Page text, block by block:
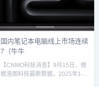
的"双堆叠串联OLED"（Two-
国内笔记本电脑线上市场连续
7（牛牛
【CNMO科技消息】9月15日，根
据洛图科技最新数据，2025年1-7